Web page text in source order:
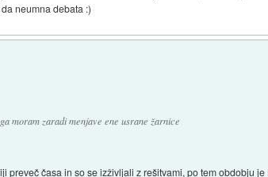
neumna debata :)
moram zaradi menjave ene usrane žarnice
preveč časa in so se izživljali z rešitvami, po tem obdobju